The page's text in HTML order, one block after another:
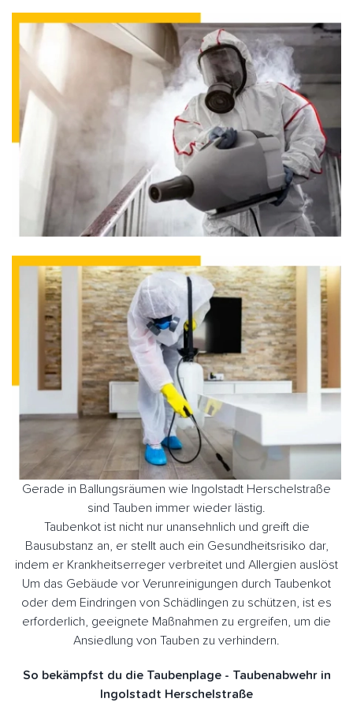
Gerade in Ballungsräumen wie Ingolstadt Herschelstraße
sind Tauben immer wieder lästig.
Taubenkot ist nicht nur unansehnlich und greift die
Bausubstanz an, er stellt auch ein Gesundheitsrisiko dar,
indem er Krankheitserreger verbreitet und Allergien auslöst
Um das Gebäude vor Verunreinigungen durch Taubenkot
oder dem Eindringen von Schädlingen zu schützen, ist es
erforderlich, geeignete Maßnahmen zu ergreifen, um die
Ansiedlung von Tauben zu verhindern.
So bekämpfst du die Taubenplage - Taubenabwehr in
Ingolstadt Herschelstraße